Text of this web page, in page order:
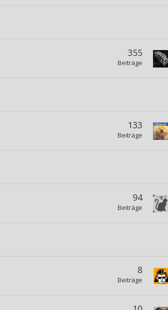
355
Beiträge
133
Beiträge
94
Beiträge
8
Beiträge